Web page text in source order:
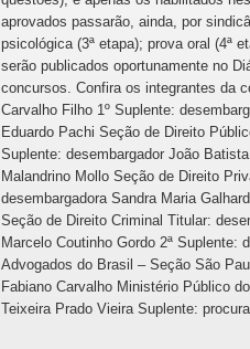
aprovados passarão, ainda, por
psicológica (3ª etapa); prova oral (4ª
serão publicados oportunamente no
concursos. Confira os integrantes da
Carvalho Filho 1º Suplente:
Eduardo Pachi Seção de Direito
Suplente: desembargador João
Malandrino Mollo Seção de Direito
desembargadora Sandra Maria
Seção de Direito Criminal Titular:
Marcelo Coutinho Gordo 2ª Suplente:
Advogados do Brasil – Seção São
Fabiano Carvalho Ministério Público
Teixeira Prado Vieira Suplente: